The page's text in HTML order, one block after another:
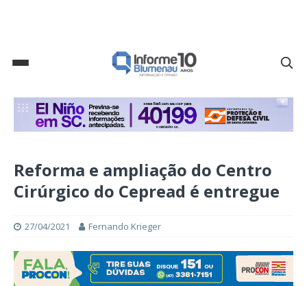
Reforma e ampliação do Centro
Cirúrgico do Cepread é entregue
27/04/2021 Fernando Krieger